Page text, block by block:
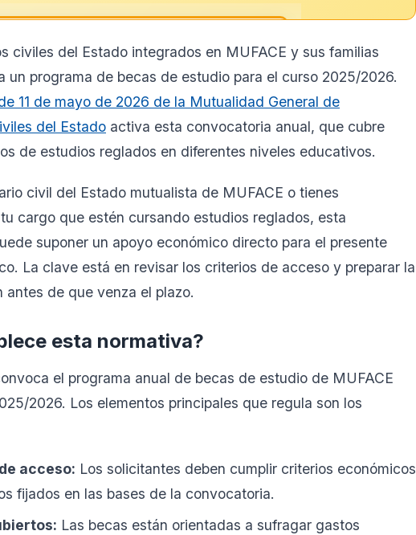
🔒
de impacto reservado para
detallado del impacto de esta normativa está
con los planes PRO y Business. Accede al
completo y recibe alertas personalizadas.
Desde 9,99 €/mes · Cancela cuando quieras
civiles del Estado integrados en MUFACE y sus familias
un programa de becas de estudio para el curso 2025/2026.
11 de mayo de 2026 de la Mutualidad General de
del Estado activa esta convocatoria anual, que cubre
de estudios reglados en diferentes niveles educativos.
civil del Estado mutualista de MUFACE o tienes
cargo que estén cursando estudios reglados, esta
suponer un apoyo económico directo para el presente
La clave está en revisar los criterios de acceso y preparar la
antes de que venza el plazo.
esta normativa?
el programa anual de becas de estudio de MUFACE
2026. Los elementos principales que regula son los
acceso: Los solicitantes deben cumplir criterios económicos
fijados en las bases de la convocatoria.
Las becas están orientadas a sufragar gastos